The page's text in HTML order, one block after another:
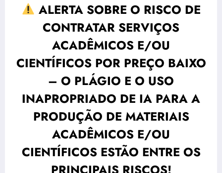
ALERTA SOBRE O RISCO DE
CONTRATAR SERVIÇOS
ACADÊMICOS E/OU
CIENTÍFICOS POR PREÇO BAIXO
– O PLÁGIO E O USO
INAPROPRIADO DE IA PARA A
PRODUÇÃO DE MATERIAIS
ACADÊMICOS E/OU
CIENTÍFICOS ESTÃO ENTRE OS